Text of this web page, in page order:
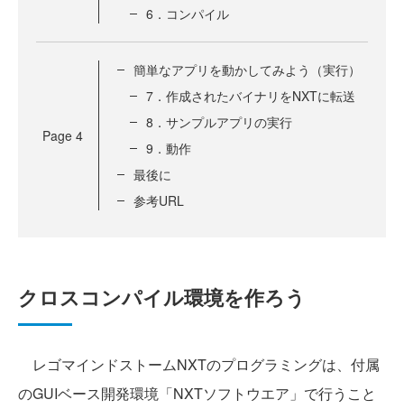
6．コンパイル
Page 4
簡単なアプリを動かしてみよう（実行）
7．作成されたバイナリをNXTに転送
8．サンプルアプリの実行
9．動作
最後に
参考URL
クロスコンパイル環境を作ろう
レゴマインドストームNXTのプログラミングは、付属
のGUIベース開発環境「NXTソフトウエア」で行うこと